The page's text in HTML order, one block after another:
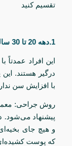
تقسیم کنید
1.دهه 20 تا 30 سالگی
این افراد
درگیر هستند.
با افزایش سن
روش جراحی:
پیشنهاد می‌شود.
و هیچ جای
که پوست